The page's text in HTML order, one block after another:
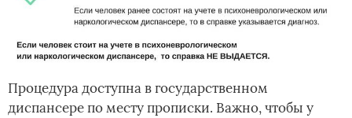
Процедура доступна в государственном
диспансере по месту прописки. Важно, чтобы у